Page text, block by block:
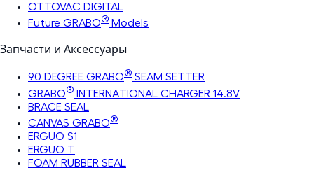
OTTOVAC DIGITAL
Future GRABO® Models
Запчасти и Аксессуары
90 DEGREE GRABO® SEAM SETTER
GRABO® INTERNATIONAL CHARGER 14.8V
BRACE SEAL
CANVAS GRABO®
ERGUO S1
ERGUO T
FOAM RUBBER SEAL